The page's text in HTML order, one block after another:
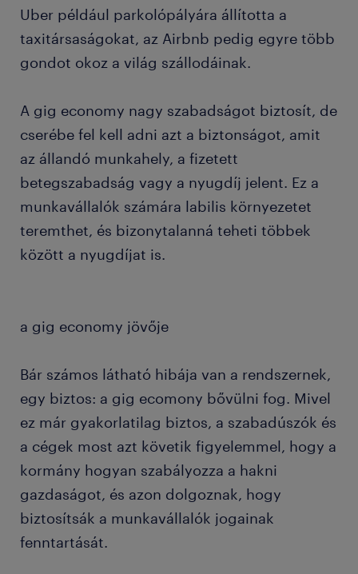
Uber például parkolópályára állította a
taxitársaságokat, az Airbnb pedig egyre több
gondot okoz a világ szállodáinak.
A gig economy nagy szabadságot biztosít, de
cserébe fel kell adni azt a biztonságot, amit
az állandó munkahely, a fizetett
betegszabadság vagy a nyugdíj jelent. Ez a
munkavállalók számára labilis környezetet
teremthet, és bizonytalanná teheti többek
között a nyugdíjat is.
a gig economy jövője
Bár számos látható hibája van a rendszernek,
egy biztos: a gig ecomony bővülni fog. Mivel
ez már gyakorlatilag biztos, a szabadúszók és
a cégek most azt követik figyelemmel, hogy a
kormány hogyan szabályozza a hakni
gazdaságot, és azon dolgoznak, hogy
biztosítsák a munkavállalók jogainak
fenntartását.